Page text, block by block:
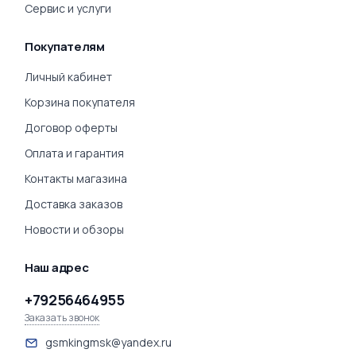
Сервис и услуги
Покупателям
Личный кабинет
Корзина покупателя
Договор оферты
Оплата и гарантия
Контакты магазина
Доставка заказов
Новости и обзоры
Наш адрес
+79256464955
Заказать звонок
gsmkingmsk@yandex.ru